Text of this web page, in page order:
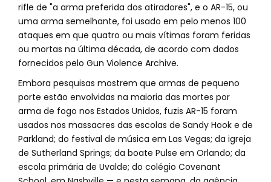
rifle de "a arma preferida dos atiradores", e o AR-15, ou
uma arma semelhante, foi usado em pelo menos 100
ataques em que quatro ou mais vítimas foram feridas
ou mortas na última década, de acordo com dados
fornecidos pelo Gun Violence Archive.
Embora pesquisas mostrem que armas de pequeno
porte estão envolvidas na maioria das mortes por
arma de fogo nos Estados Unidos, fuzis AR-15 foram
usados nos massacres das escolas de Sandy Hook e de
Parkland; do festival de música em Las Vegas; da igreja
de Sutherland Springs; da boate Pulse em Orlando; da
escola primária de Uvalde; do colégio Covenant